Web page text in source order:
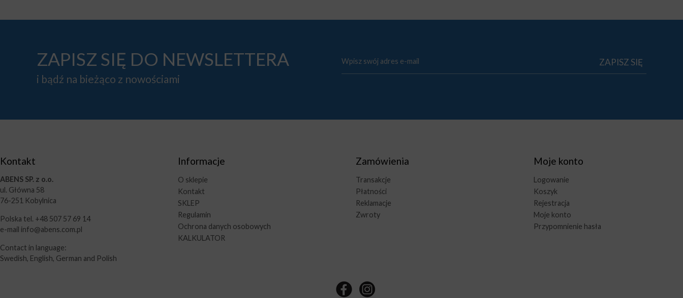
ZAPISZ SIĘ DO NEWSLETTERA
i bądź na bieżąco z nowościami
Kontakt
ABENS SP. z o.o.
ul. Główna 58
76-251 Kobylnica
Polska tel. +48 507 57 69 14
e-mail info@abens.com.pl
Contact in language:
Swedish, English, German and Polish
Informacje
O sklepie
Kontakt
SKLEP
Regulamin
Ochrona danych osobowych
KALKULATOR
Zamówienia
Transakcje
Płatności
Reklamacje
Zwroty
Moje konto
Logowanie
Koszyk
Rejestracja
Moje konto
Przypomnienie hasła